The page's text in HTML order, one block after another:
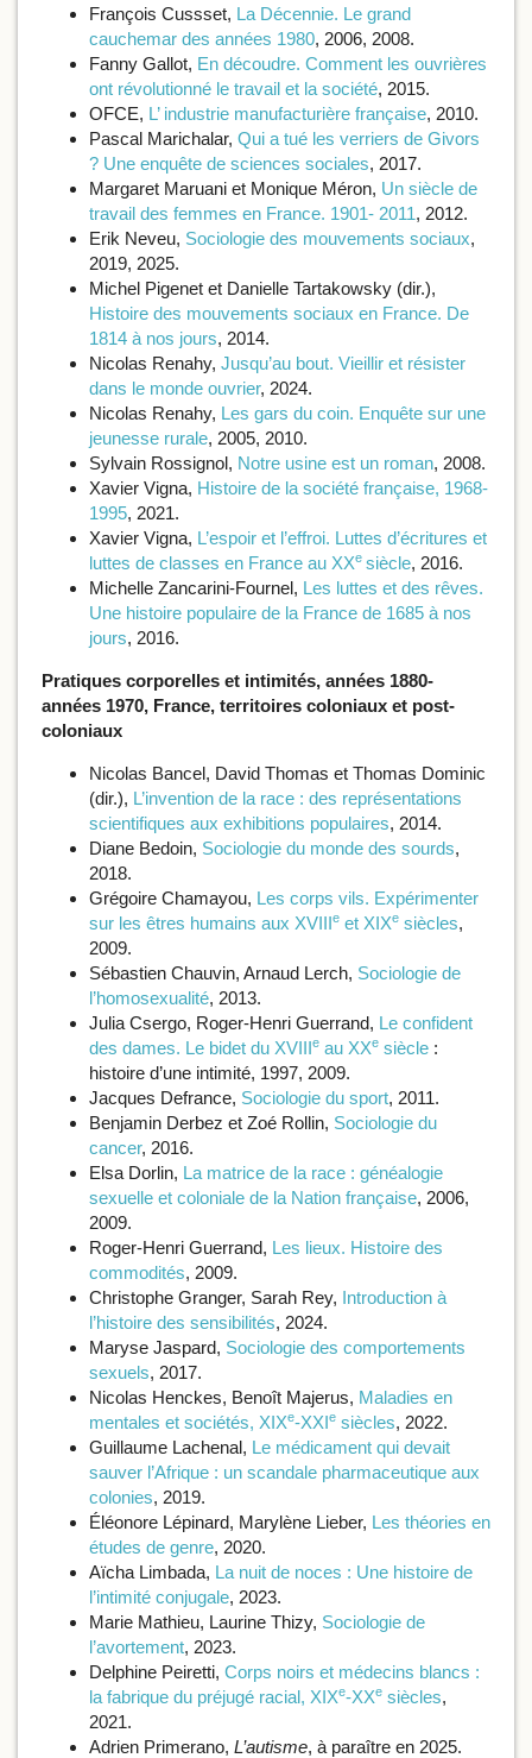
François Cussset, La Décennie. Le grand
cauchemar des années 1980, 2006, 2008.
Fanny Gallot, En découdre. Comment les ouvrières
ont révolutionné le travail et la société, 2015.
OFCE, L’ industrie manufacturière française, 2010.
Pascal Marichalar, Qui a tué les verriers de Givors
? Une enquête de sciences sociales, 2017.
Margaret Maruani et Monique Méron, Un siècle de
travail des femmes en France. 1901- 2011, 2012.
Erik Neveu, Sociologie des mouvements sociaux,
2019, 2025.
Michel Pigenet et Danielle Tartakowsky (dir.),
Histoire des mouvements sociaux en France. De
1814 à nos jours, 2014.
Nicolas Renahy, Jusqu’au bout. Vieillir et résister
dans le monde ouvrier, 2024.
Nicolas Renahy, Les gars du coin. Enquête sur une
jeunesse rurale, 2005, 2010.
Sylvain Rossignol, Notre usine est un roman, 2008.
Xavier Vigna, Histoire de la société française, 1968-
1995, 2021.
Xavier Vigna, L’espoir et l’effroi. Luttes d’écritures et
luttes de classes en France au XXe siècle, 2016.
Michelle Zancarini-Fournel, Les luttes et des rêves.
Une histoire populaire de la France de 1685 à nos
jours, 2016.
Pratiques corporelles et intimités, années 1880-
années 1970, France, territoires coloniaux et post-
coloniaux
Nicolas Bancel, David Thomas et Thomas Dominic
(dir.), L’invention de la race : des représentations
scientifiques aux exhibitions populaires, 2014.
Diane Bedoin, Sociologie du monde des sourds,
2018.
Grégoire Chamayou, Les corps vils. Expérimenter
sur les êtres humains aux XVIIIe et XIXe siècles,
2009.
Sébastien Chauvin, Arnaud Lerch, Sociologie de
l’homosexualité, 2013.
Julia Csergo, Roger-Henri Guerrand, Le confident
des dames. Le bidet du XVIIIe au XXe siècle :
histoire d’une intimité, 1997, 2009.
Jacques Defrance, Sociologie du sport, 2011.
Benjamin Derbez et Zoé Rollin, Sociologie du
cancer, 2016.
Elsa Dorlin, La matrice de la race : généalogie
sexuelle et coloniale de la Nation française, 2006,
2009.
Roger-Henri Guerrand, Les lieux. Histoire des
commodités, 2009.
Christophe Granger, Sarah Rey, Introduction à
l’histoire des sensibilités, 2024.
Maryse Jaspard, Sociologie des comportements
sexuels, 2017.
Nicolas Henckes, Benoît Majerus, Maladies en
mentales et sociétés, XIXe-XXIe siècles, 2022.
Guillaume Lachenal, Le médicament qui devait
sauver l’Afrique : un scandale pharmaceutique aux
colonies, 2019.
Éléonore Lépinard, Marylène Lieber, Les théories en
études de genre, 2020.
Aïcha Limbada, La nuit de noces : Une histoire de
l’intimité conjugale, 2023.
Marie Mathieu, Laurine Thizy, Sociologie de
l’avortement, 2023.
Delphine Peiretti, Corps noirs et médecins blancs :
la fabrique du préjugé racial, XIXe-XXe siècles,
2021.
Adrien Primerano, L’autisme, à paraître en 2025.